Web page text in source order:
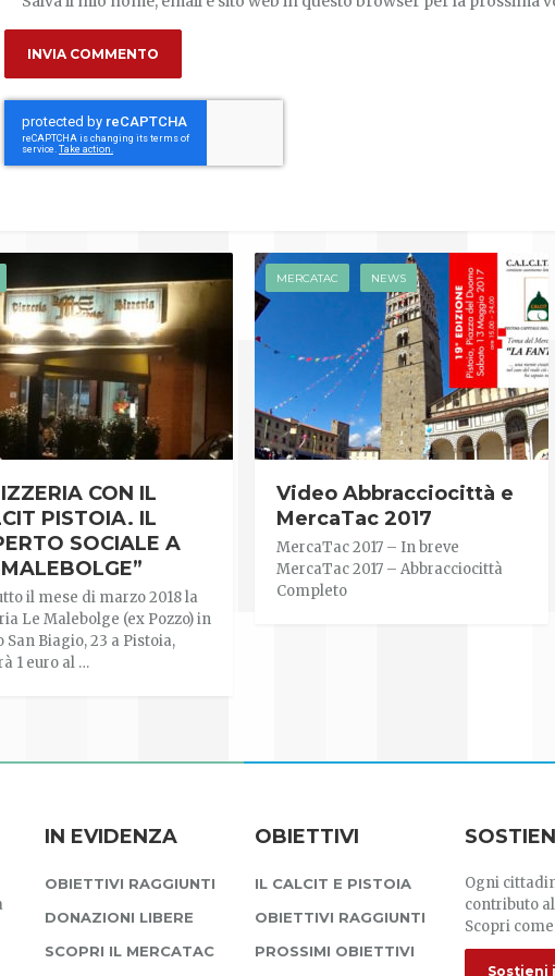
CON IL
PISTOIA. IL
SOCIALE A
il mese di marzo 2018 la
Le Malebolge (ex Pozzo) in
San Biagio, 23 a Pistoia,
1 euro al …
MERCATAC NEWS
Video Abbracciocittà e
MercaTac 2017
MercaTac 2017 – In breve
MercaTac 2017 – Abbracciocittà
Completo
IN EVIDENZA
OBIETTIVI RAGGIUNTI
DONAZIONI LIBERE
SCOPRI IL MERCATAC
OBIETTIVI
IL CALCIT E PISTOIA
OBIETTIVI RAGGIUNTI
PROSSIMI OBIETTIVI
Ogni
contributo
Scopri
Sostieni